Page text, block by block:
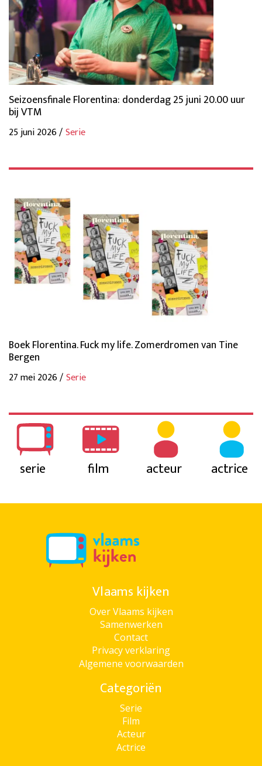
Seizoensfinale Florentina: donderdag 25 juni 20.00 uur
bij VTM
25 juni 2026 /Serie
Boek Florentina. Fuck my life. Zomerdromen van Tine
Bergen
27 mei 2026 /Serie
serie film acteur actrice
Vlaams kijken
Over Vlaams kijken
Samenwerken
Contact
Privacy verklaring
Algemene voorwaarden
Categoriën
Serie
Film
Acteur
Actrice